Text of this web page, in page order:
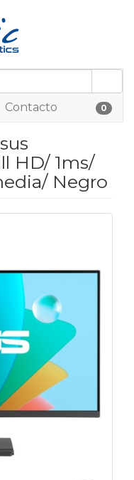
Contacto 0
HD/ 1ms/
Negro